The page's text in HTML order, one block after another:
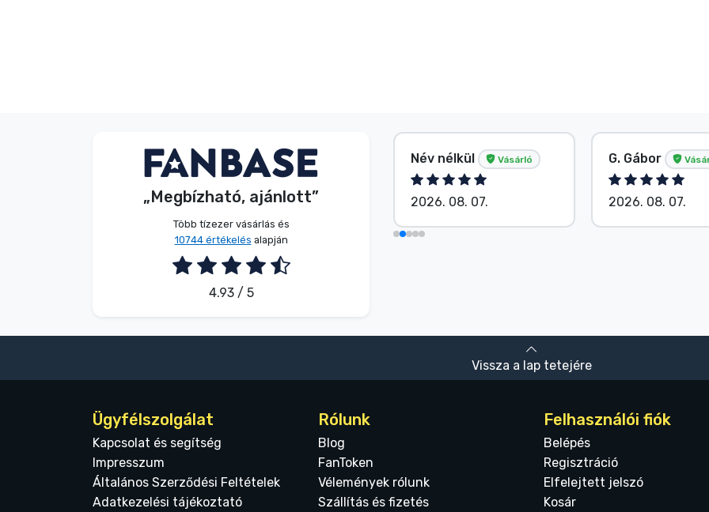
„Megbízható, ajánlott”
Több tízezer vásárlás és
10744 értékelés alapján
4.93 / 5
Név nélkül Vásárló
2026. 08. 07.
Név nélkül Vásárló
2026. 08. 07.
G. Gábor
2026. 08. 07.
Vissza a lap tetejére
Ügyfélszolgálat
Kapcsolat és segítség
Impresszum
Általános Szerződési Feltételek
Adatkezelési tájékoztató
Rólunk
Blog
FanToken
Vélemények rólunk
Szállítás és fizetés
Felhasználói fiók
Belépés
Regisztráció
Elfelejtett jelszó
Kosár